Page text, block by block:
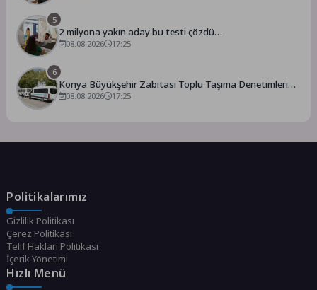
5
2 milyona yakın aday bu testi çözdü…
08.08.2026 17:25
6
Konya Büyükşehir Zabıtası Toplu Taşıma Denetimlerini
Sürdürüyor
08.08.2026 17:25
Politikalarımız
Gizlilik Politikası
Çerez Politikası
Telif Hakları Politikası
İçerik Yönetimi
Hızlı Menü